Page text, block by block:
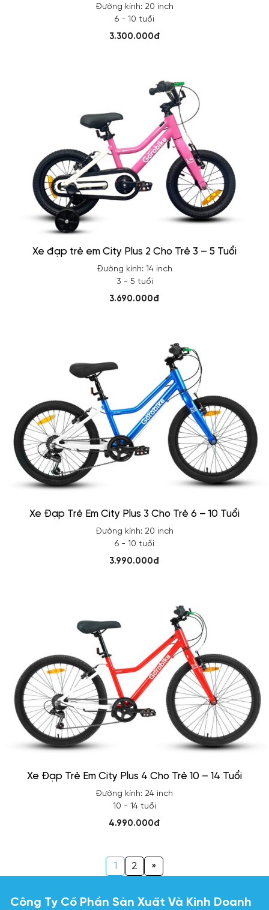
Đường kính: 20 inch
6 - 10 tuổi
3.300.000đ
Xe đạp trẻ em City Plus 2 Cho Trẻ 3 – 5 Tuổi
Đường kính: 14 inch
3 - 5 tuổi
3.690.000đ
Xe Đạp Trẻ Em City Plus 3 Cho Trẻ 6 – 10 Tuổi
Đường kính: 20 inch
6 - 10 tuổi
3.990.000đ
Xe Đạp Trẻ Em City Plus 4 Cho Trẻ 10 – 14 Tuổi
Đường kính: 24 inch
10 - 14 tuổi
4.990.000đ
1 2 »
Công Ty Cổ Phần Sản Xuất Và Kinh Doanh